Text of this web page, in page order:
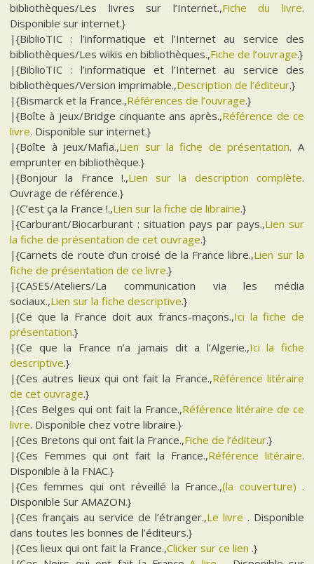
bibliothèques/Les livres sur l’Internet.,Fiche du livre.
Disponible sur internet.}
|{BiblioTIC : l’informatique et l’Internet au service des
bibliothèques/Les wikis en bibliothèques.,Fiche de l’ouvrage.}
|{BiblioTIC : l’informatique et l’Internet au service des
bibliothèques/Version imprimable.,Description de l’éditeur.}
|{Bismarck et la France.,Références de l’ouvrage.}
|{Boîte à jeux/Bridge cinquante ans après.,Référence de ce
livre. Disponible sur internet.}
|{Boîte à jeux/Mafia.,Lien sur la fiche de présentation. A
emprunter en bibliothèque.}
|{Bonjour la France !.,Lien sur la description complète.
Ouvrage de référence.}
|{C’est ça la France !.,Lien sur la fiche de librairie.}
|{Carburant/Biocarburant : situation pays par pays.,Lien sur
la fiche de présentation de cet ouvrage.}
|{Carnets de route d’un croisé de la France libre.,Lien sur la
fiche de présentation de ce livre.}
|{CASES/Ateliers/La communication via les média
sociaux.,Lien sur la fiche descriptive.}
|{Ce que la France doit aux francs-maçons.,Ici la fiche de
présentation.}
|{Ce que la France n’a jamais dit a l’Algerie.,Ici la fiche
descriptive.}
|{Ces autres lieux qui ont fait la France.,Référence litéraire
de cet ouvrage.}
|{Ces Belges qui ont fait la France.,Référence litéraire de ce
livre. Disponible chez votre libraire.}
|{Ces Bretons qui ont fait la France.,Fiche de l’éditeur.}
|{Ces Femmes qui ont fait la France.,Référence litéraire.
Disponible à la FNAC.}
|{Ces femmes qui ont réveillé la France.,(la couverture) .
Disponible Sur AMAZON.}
|{Ces français au service de l’étranger.,Le livre . Disponible
dans toutes les bonnes de l’éditeurs.}
|{Ces lieux qui ont fait la France.,Clicker sur ce lien .}